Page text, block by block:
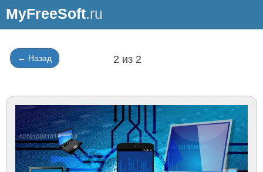
MyFreeSoft.ru
← Назад 2 из 2